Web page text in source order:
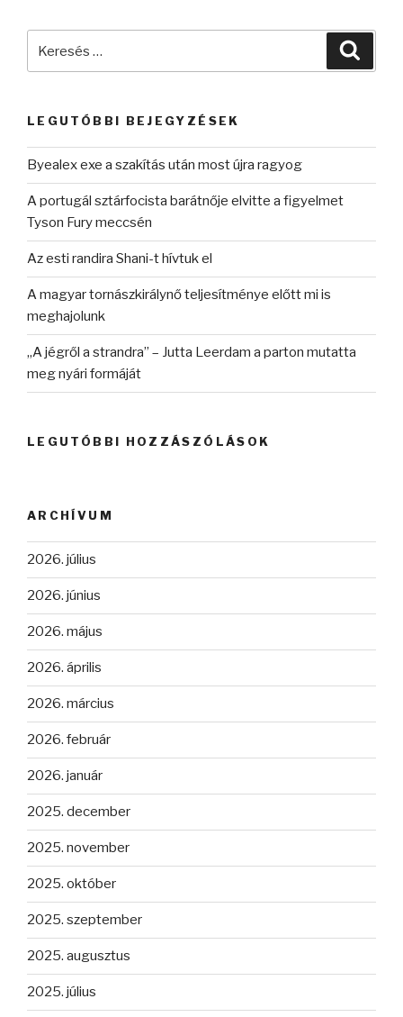
LEGUTÓBBI BEJEGYZÉSEK
Byealex exe a szakítás után most újra ragyog
A portugál sztárfocista barátnője elvitte a figyelmet
Tyson Fury meccsén
Az esti randira Shani-t hívtuk el
A magyar tornászkirálynő teljesítménye előtt mi is
meghajolunk
„A jégről a strandra” – Jutta Leerdam a parton mutatta
meg nyári formáját
LEGUTÓBBI HOZZÁSZÓLÁSOK
ARCHÍVUM
2026. július
2026. június
2026. május
2026. április
2026. március
2026. február
2026. január
2025. december
2025. november
2025. október
2025. szeptember
2025. augusztus
2025. július